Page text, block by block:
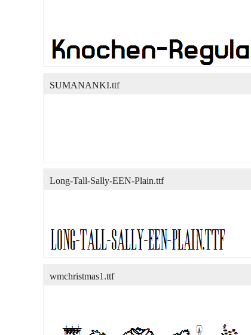
SUMANANKI.ttf
Long-Tall-Sally-EEN-Plain.ttf
wmchristmas1.ttf